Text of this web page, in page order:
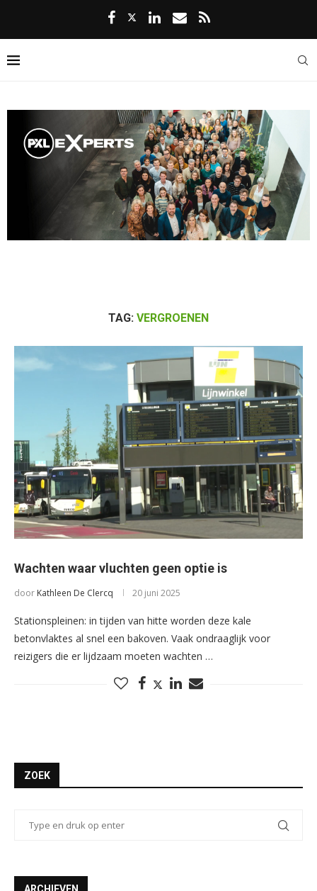
TAG: VERGROENEN
Wachten waar vluchten geen optie is
door Kathleen De Clercq 20 juni 2025
Stationspleinen: in tijden van hitte worden deze kale
betonvlaktes al snel een bakoven. Vaak ondraaglijk voor
reizigers die er lijdzaam moeten wachten …
ZOEK